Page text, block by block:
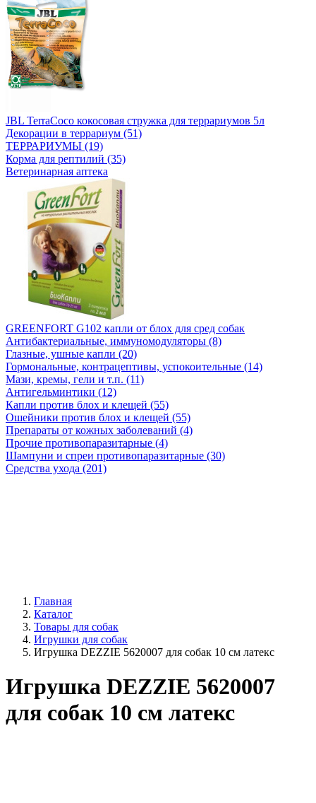
JBL TerraCoco кокосовая стружка для террариумов 5л
Декорации в террариум (51)
ТЕРРАРИУМЫ (19)
Корма для рептилий (35)
Ветеринарная аптека
GREENFORT G102 капли от блох для сред собак
Антибактериальные, иммуномодуляторы (8)
Глазные, ушные капли (20)
Гормональные, контрацептивы, успокоительные (14)
Мази, кремы, гели и т.п. (11)
Антигельминтики (12)
Капли против блох и клещей (55)
Ошейники против блох и клещей (55)
Препараты от кожных заболеваний (4)
Прочие противопаразитарные (4)
Шампуни и спреи противопаразитарные (30)
Средства ухода (201)
Главная
Каталог
Товары для собак
Игрушки для собак
Игрушка DEZZIE 5620007 для собак 10 см латекс
Игрушка DEZZIE 5620007
для собак 10 см латекс